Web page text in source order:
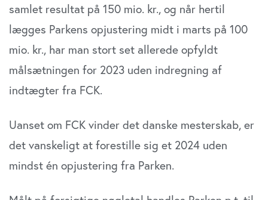
samlet resultat på 150 mio. kr., og når hertil
lægges Parkens opjustering midt i marts på 100
mio. kr., har man stort set allerede opfyldt
målsætningen for 2023 uden indregning af
indtægter fra FCK.
Uanset om FCK vinder det danske mesterskab, er
det vanskeligt at forestille sig et 2024 uden
mindst én opjustering fra Parken.